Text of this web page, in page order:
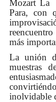
Mozart La
Para, con
más
La unión
muestras
inolvidable